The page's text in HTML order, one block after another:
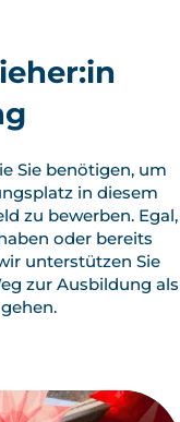
Sie benötigen, um
in diesem
zu bewerben. Egal,
oder bereits
unterstützen Sie
zur Ausbildung als